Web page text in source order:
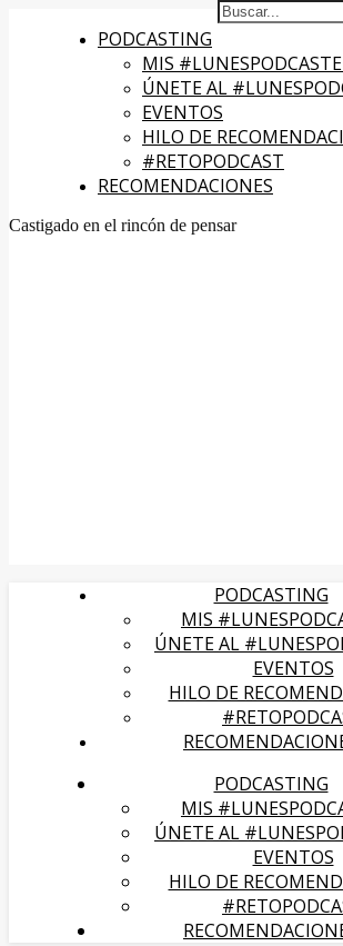
PODCASTING
MIS
ÚNETE AL
EVENTOS
HILO DE
#RETOPODCAST
RECOMENDACIONES
Castigado en el rincón de pensar
PODCASTING
MIS
ÚNETE AL
EVENTOS
HILO DE
PODCASTING
MIS
ÚNETE AL
EVENTOS
HILO DE